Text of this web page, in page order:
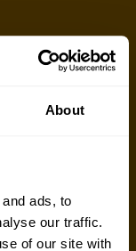
About
ads, to
our traffic.
of our site with
des
ou un
d'experts à